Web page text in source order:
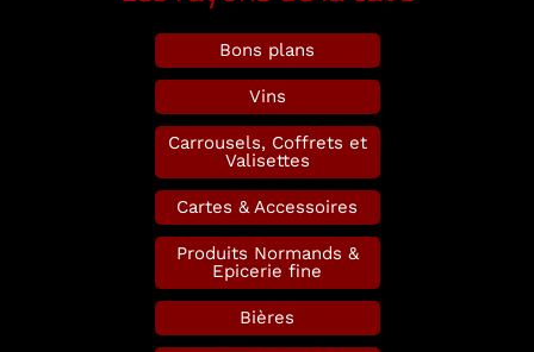
Bons plans
Vins
Carrousels, Coffrets et
Valisettes
Cartes & Accessoires
Produits Normands &
Epicerie fine
Bières